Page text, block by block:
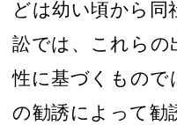
どは幼い頃から 同
訟では、 これらの
性に基づくもので
の勧誘によって勧